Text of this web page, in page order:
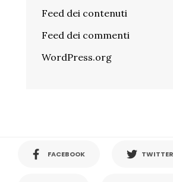
Feed dei contenuti
Feed dei commenti
WordPress.org
FACEBOOK TWITTER